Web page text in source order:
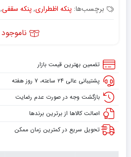
برچسب‌ها: پنکه اظطراری,پنکه سقفی,
ناموجود
تضمین بهترین قیمت بازار
پشتیبانی عالی ۲۴ ساعته، ۷ روز هفته
بازگشت وجه در صورت عدم رضایت
اصالت کالاها از برترین برندها
تحویل سریع در کمترین زمان ممکن